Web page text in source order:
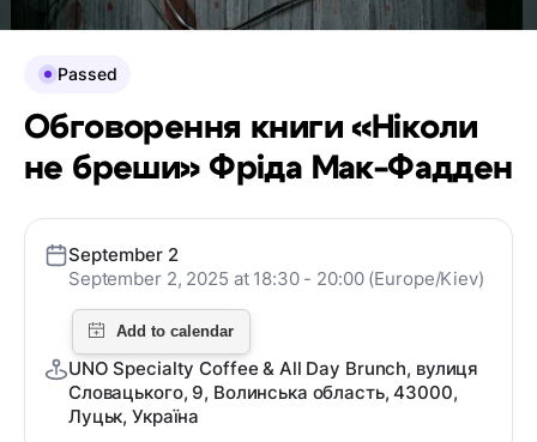
Passed
Обговорення книги «Ніколи
не бреши» Фріда Мак-Фадден
September 2
September 2, 2025 at 18:30 - 20:00 (Europe/Kiev)
UNO Specialty Coffee & All Day Brunch, вулиця
Словацького, 9, Волинська область, 43000,
Луцьк, Україна